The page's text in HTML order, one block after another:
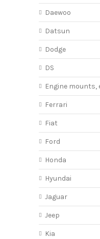
Daewoo
Datsun
Dodge
DS
Engine mounts,
Ferrari
Fiat
Ford
Honda
Hyundai
Jaguar
Jeep
Kia